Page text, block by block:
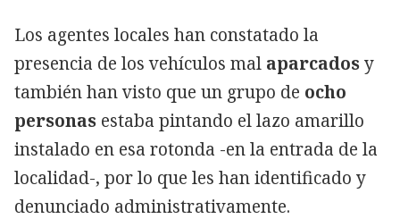
Los agentes locales han constatado la
presencia de los vehículos mal aparcadosy
también han visto que un grupo de ocho
personas estaba pintando el lazo amarillo
instalado en esa rotonda -en la entrada de la
localidad-, por lo que les han identificado y
denunciado administrativamente.